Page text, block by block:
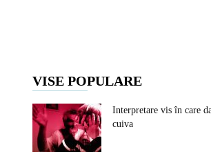
VISE POPULARE
Interpretare vis în care
cuiva